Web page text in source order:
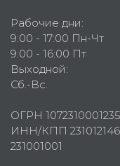
Рабочие дни:
9:00 - 17:00 Пн-Чт
9:00 - 16:00 Пт
Выходной:
Сб.-Вс.
ОГРН 1072310001235
ИНН/КПП
231001001